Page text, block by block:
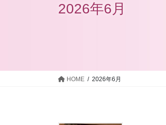
2026年6月
HOME 2026年6月